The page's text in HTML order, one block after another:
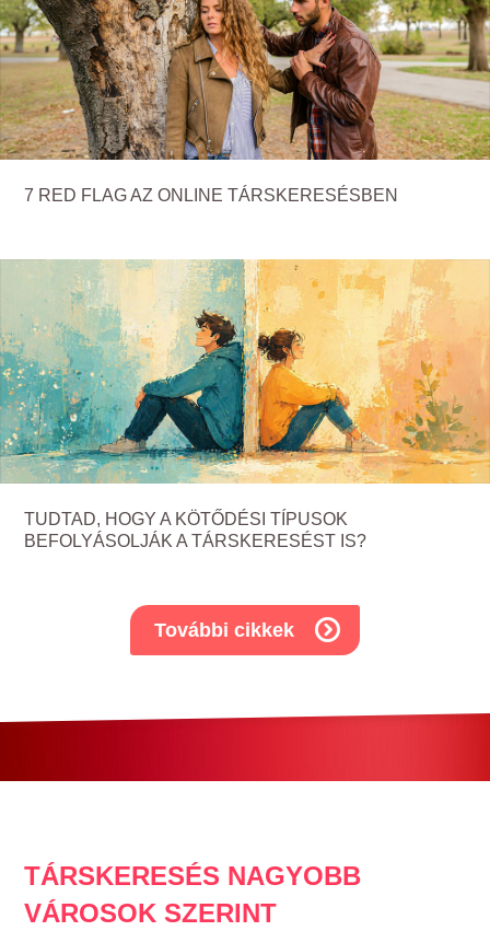
7 RED FLAG AZ ONLINE TÁRSKERESÉSBEN
TUDTAD, HOGY A KÖTŐDÉSI TÍPUSOK
BEFOLYÁSOLJÁK A TÁRSKERESÉST IS?
További cikkek
TÁRSKERESÉS NAGYOBB
VÁROSOK SZERINT